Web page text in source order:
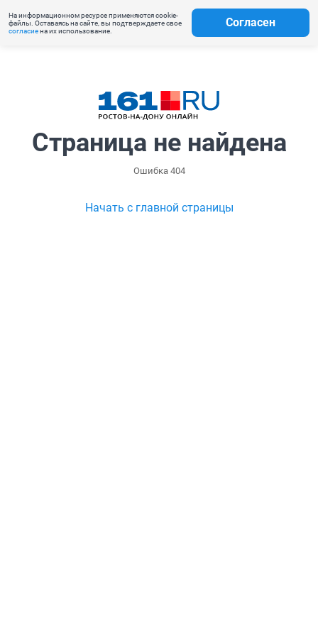
На информационном ресурсе применяются cookie-
файлы. Оставаясь на сайте, вы подтверждаете свое
согласиена их использование.
Согласен
Страница не найдена
Ошибка 404
Начать с главной страницы